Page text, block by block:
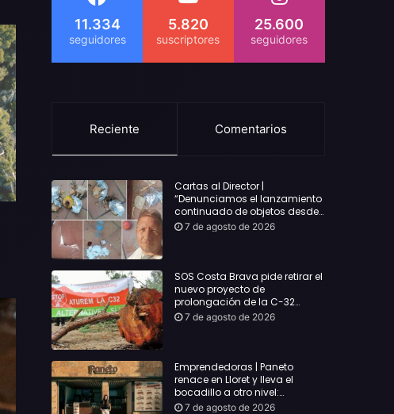
11.334 5.820 25.600
Reciente Comentarios
Cartas al Director |
“Denunciamos el lanzamiento
continuado de objetos desde
alojamientos turísticos a
7 de agosto de 2026
SOS Costa Brava pide retirar el
nuevo proyecto de
prolongación de la C-32
hasta Lloret y reclama la
7 de agosto de 2026
Emprendedoras | Paneto
renace en Lloret y lleva el
bocadillo a otro nivel:
producto km 0 y espíritu
7 de agosto de 2026